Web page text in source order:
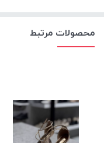
تزئینات:سگک رنگ ثابت
محصولات مرتبط